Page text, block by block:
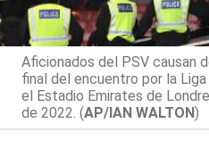
Aficionados del PSV causan
final del encuentro por la
el Estadio Emirates de
de 2022. (AP/IAN WALTON)